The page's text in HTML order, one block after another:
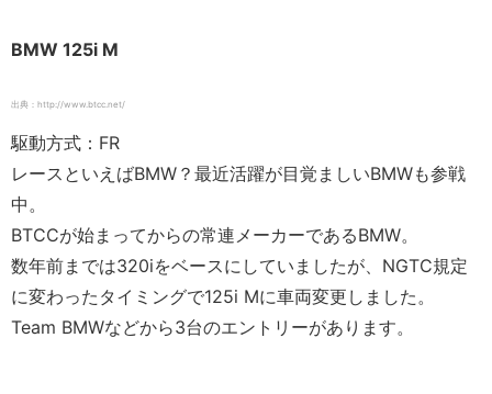
BMW 125i M
出典：http://www.btcc.net/
駆動方式：FR
レースといえばBMW？最近活躍が目覚ましいBMWも参戦
中。
BTCCが始まってからの常連メーカーであるBMW。
数年前までは320iをベースにしていましたが、NGTC規定
に変わったタイミングで125i Mに車両変更しました。
Team BMWなどから3台のエントリーがあります。